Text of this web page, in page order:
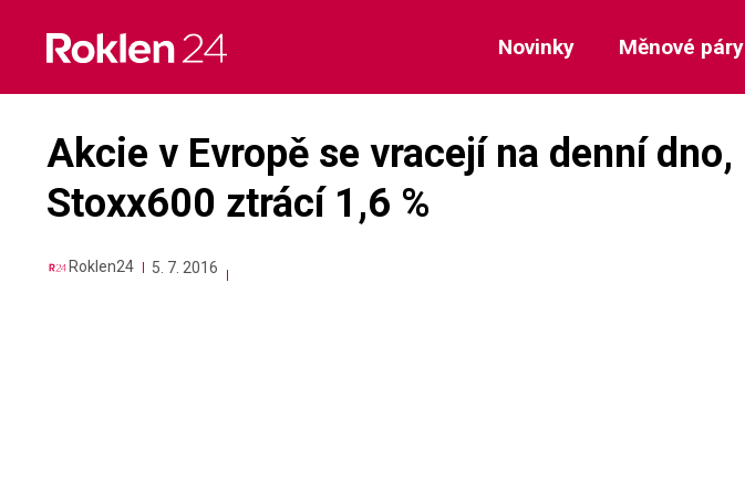
content
Novinky Měnové páry
Akcie v Evropě se vracejí na denní dno,
Stoxx600 ztrácí 1,6 %
Roklen24 5. 7. 2016